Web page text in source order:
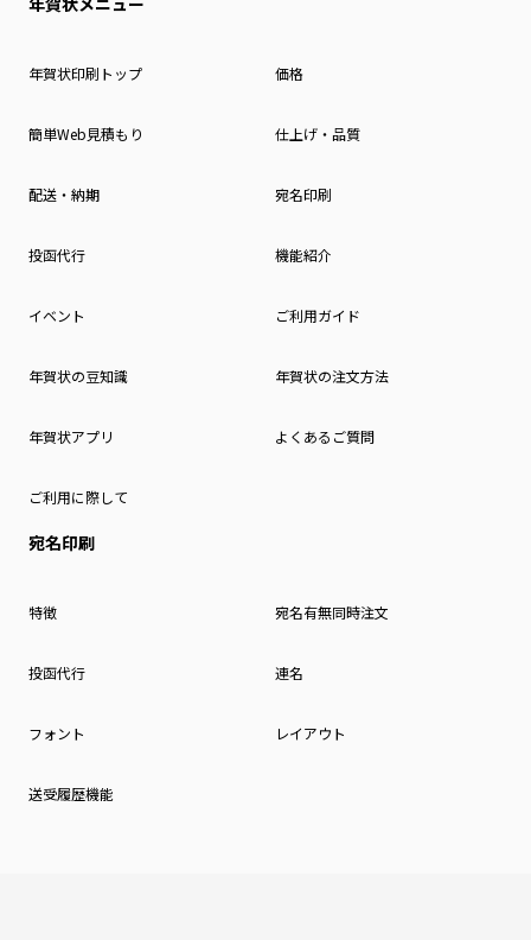
年賀状印刷トップ 価格
簡単Web見積もり 仕上げ・品質
配送・納期 宛名印刷
投函代行 機能紹介
イベント ご利用ガイド
年賀状の豆知識 年賀状の注文方法
年賀状アプリ よくあるご質問
ご利用に際して
宛名印刷
特徴 宛名有無同時注文
投函代行 連名
フォント レイアウト
送受履歴機能